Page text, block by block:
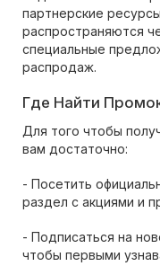
партнерские
распространяются
специальные
распродаж.
Где Найти
Для того чтобы
вам достаточно:
- Посетить
раздел с акциями и
- Подписаться на
чтобы первыми